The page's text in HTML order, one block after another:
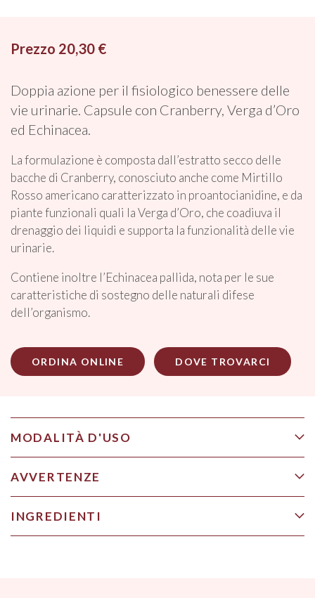
Prezzo 20,30 €
Doppia azione per il fisiologico benessere delle
vie urinarie. Capsule con Cranberry, Verga d’Oro
ed Echinacea.
La formulazione è composta dall’estratto secco delle
bacche di Cranberry, conosciuto anche come Mirtillo
Rosso americano caratterizzato in proantocianidine, e da
piante funzionali quali la Verga d’Oro, che coadiuva il
drenaggio dei liquidi e supporta la funzionalità delle vie
urinarie.
Contiene inoltre l’Echinacea pallida, nota per le sue
caratteristiche di sostegno delle naturali difese
dell’organismo.
ORDINA ONLINE DOVE TROVARCI
MODALITÀ D'USO
AVVERTENZE
INGREDIENTI